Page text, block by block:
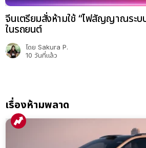
จีนเตรียมสั่งห้ามใช้ “ไฟสัญญาณระบ
ในรถยนต์
โดย Sakura P.
10 วันที่แล้ว
เรื่องห้ามพลาด